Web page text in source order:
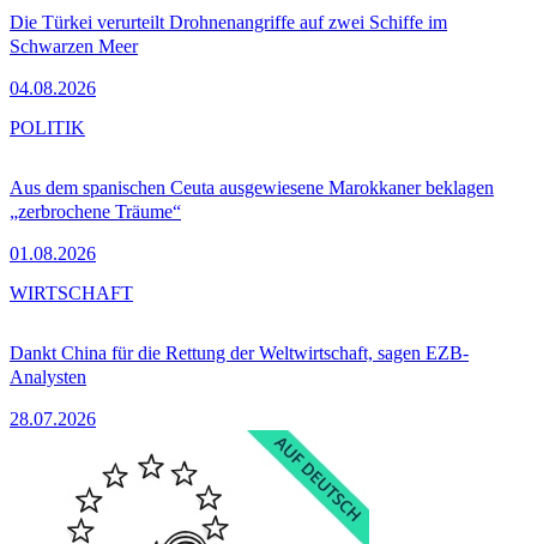
Die Türkei verurteilt Drohnenangriffe auf zwei Schiffe im
Schwarzen Meer
04.08.2026
Aus dem spanischen Ceuta ausgewiesene Marokkaner beklagen
„zerbrochene Träume“
01.08.2026
POLITIK
Dankt China für die Rettung der Weltwirtschaft, sagen EZB-
Analysten
28.07.2026
WIRTSCHAFT